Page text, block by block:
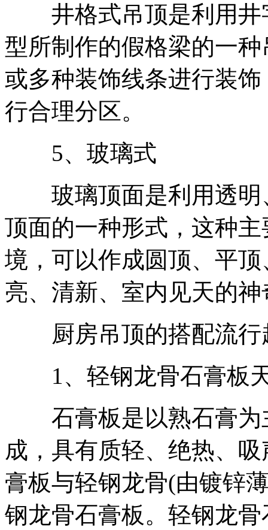
井格式吊顶是利用井
型所制作的假格梁的一
或多种装饰线条进行装
行合理分区。
5、玻璃式
玻璃顶面是利用透明
顶面的一种形式，这种
境，可以作成圆顶、平
亮、清新、室内见天的
厨房吊顶的搭配流行
1、轻钢龙骨石膏板
石膏板是以熟石膏为
成，具有质轻、绝热、
膏板与轻钢龙骨(由镀锌
钢龙骨石膏板。轻钢龙